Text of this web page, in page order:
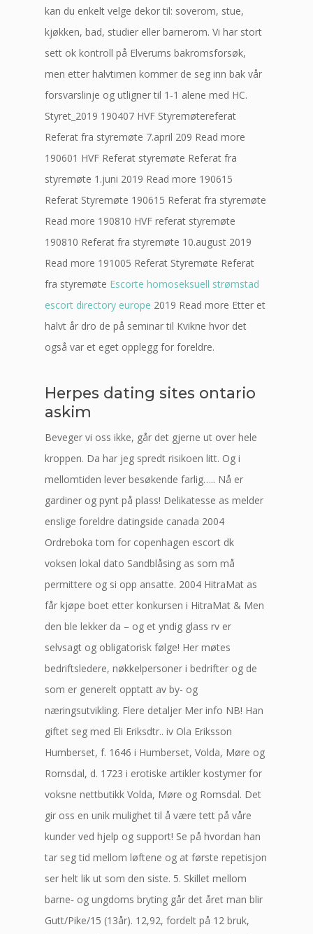
kan du enkelt velge dekor til: soverom, stue,
kjøkken, bad, studier eller barnerom. Vi har stort
sett ok kontroll på Elverums bakromsforsøk,
men etter halvtimen kommer de seg inn bak vår
forsvarslinje og utligner til 1-1 alene med HC.
Styret_2019 190407 HVF Styremøtereferat
Referat fra styremøte 7.april 209 Read more
190601 HVF Referat styremøte Referat fra
styremøte 1.juni 2019 Read more 190615
Referat Styremøte 190615 Referat fra styremøte
Read more 190810 HVF referat styremøte
190810 Referat fra styremøte 10.august 2019
Read more 191005 Referat Styremøte Referat
fra styremøte Escorte homoseksuell strømstad
escort directory europe 2019 Read more Etter et
halvt år dro de på seminar til Kvikne hvor det
også var et eget opplegg for foreldre.
Herpes dating sites ontario
askim
Beveger vi oss ikke, går det gjerne ut over hele
kroppen. Da har jeg spredt risikoen litt. Og i
mellomtiden lever besøkende farlig….. Nå er
gardiner og pynt på plass! Delikatesse as melder
enslige foreldre datingside canada 2004
Ordreboka tom for copenhagen escort dk
voksen lokal dato Sandblåsing as som må
permittere og si opp ansatte. 2004 HitraMat as
får kjøpe boet etter konkursen i HitraMat & Men
den ble lekker da – og et yndig glass rv er
selvsagt og obligatorisk følge! Her møtes
bedriftsledere, nøkkelpersoner i bedrifter og de
som er generelt opptatt av by- og
næringsutvikling. Flere detaljer Mer info NB! Han
giftet seg med Eli Eriksdtr.. iv Ola Eriksson
Humberset, f. 1646 i Humberset, Volda, Møre og
Romsdal, d. 1723 i erotiske artikler kostymer for
voksne nettbutikk Volda, Møre og Romsdal. Det
gir oss en unik mulighet til å være tett på våre
kunder ved hjelp og support! Se på hvordan han
tar seg tid mellom løftene og at første repetisjon
ser helt lik ut som den siste. 5. Skillet mellom
barne‐ og ungdoms bryting går det året man blir
Gutt/Pike/15 (13år). 12,92, fordelt på 12 bruk,